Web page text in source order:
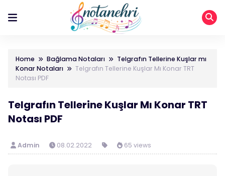
Home Bağlama Notaları
Telgrafın Tellerine Kuşlar mı
Konar Notaları
Telgrafın Tellerine Kuşlar Mı Konar TRT
Notası PDF
Telgrafın Tellerine Kuşlar Mı Konar TRT
Notası PDF
Admin 08.02.2022 65 views